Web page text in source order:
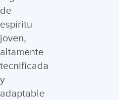
de
espíritu
joven,
altamente
tecnificada
y
adaptable